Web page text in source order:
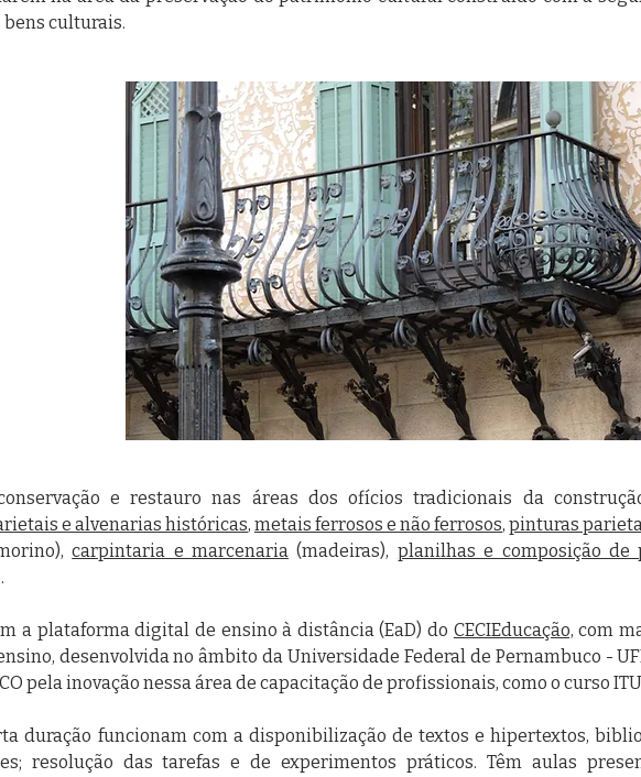
bens culturais.
e restauro nas áreas dos ofícios tradicionais da
e alvenarias históricas, metais ferrosos e não ferrosos, pinturas
carpintaria e marcenaria (madeiras), planilhas e composição de
a plataforma digital de ensino à distância (EaD) do CECIEducação, com
desenvolvida no âmbito da Universidade Federal de Pernambuco -
pela inovação nessa área de capacitação de profissionais, como o curso
duração funcionam com a disponibilização de textos e hipertextos,
resolução das tarefas e de experimentos práticos. Têm aulas